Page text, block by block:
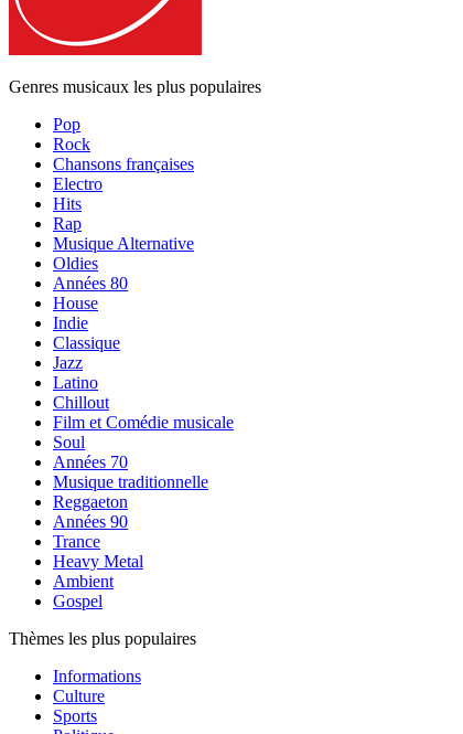
Genres musicaux les plus populaires
Pop
Rock
Chansons françaises
Electro
Hits
Rap
Musique Alternative
Oldies
Années 80
House
Indie
Classique
Jazz
Latino
Chillout
Film et Comédie musicale
Soul
Années 70
Musique traditionnelle
Reggaeton
Années 90
Trance
Heavy Metal
Ambient
Gospel
Thèmes les plus populaires
Informations
Culture
Sports